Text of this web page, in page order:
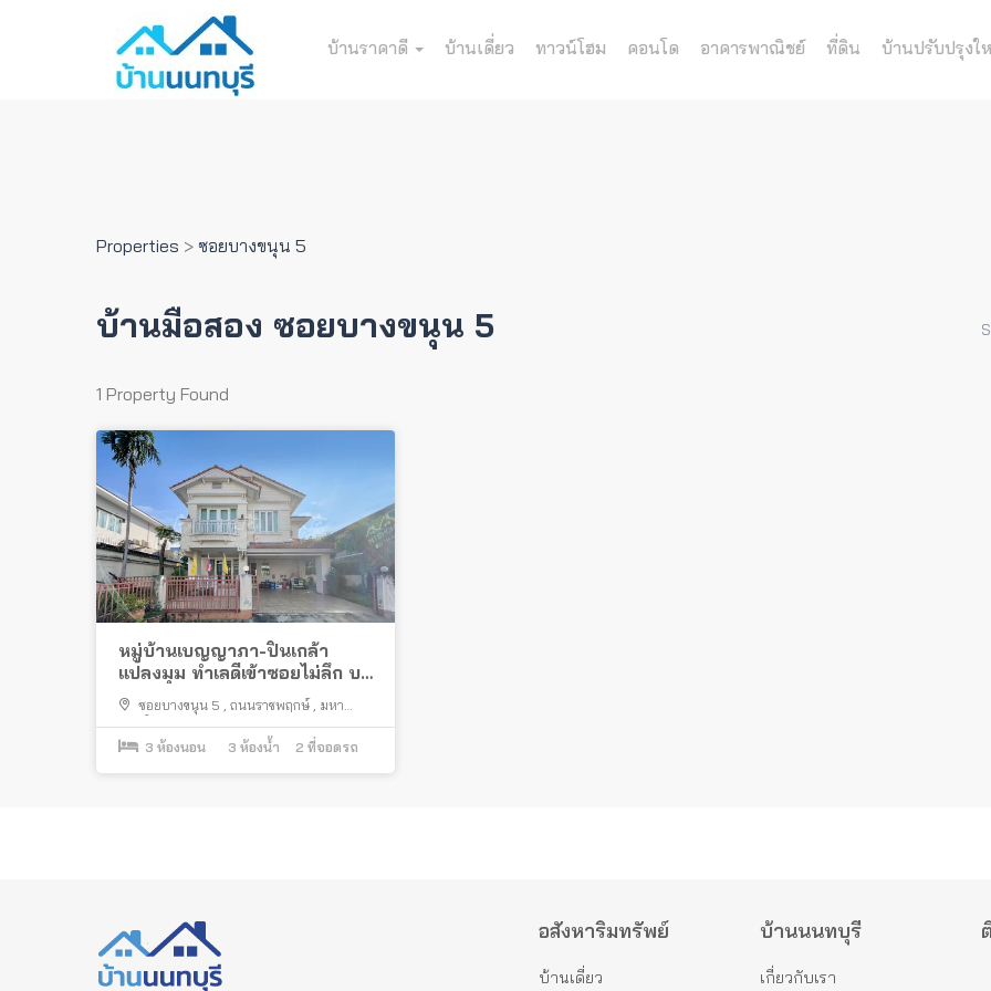
บ้านราคาดี บ้านเดี่ยว ทาวน์โฮม คอนโด อาคารพาณิชย์ ที่ดิน บ้านปรับปรุงใ
Properties > ซอยบางขนุน 5
บ้านมือสอง ซอยบางขนุน 5
1 Property Found
หมู่บ้านเบญญาภา-ปิ่นเกล้า
แปลงมุม ทำเลดีเข้าซอยไม่ลึก บน
ถนนราชพฤกษ์ ตรงข้ามเซ็นทรัล
เวสต์วิลล์
ซอยบางขนุน 5 , ถนนราชพฤกษ์ , มหา
สวัสดิ์ , บางกรวย
3 ห้องนอน 3 ห้องน้ำ 2 ที่จอดรถ
อสังหาริมทรัพย์
บ้านเดี่ยว
บ้านนนทบุรี
เกี่ยวกับเรา